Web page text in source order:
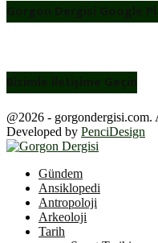
Gorgon Dergisi Google
Bizimle İletişime Geçin
@2026 - gorgondergisi.com.
Developed by PenciDesign
Gündem
Ansiklopedi
Antropoloji
Arkeoloji
Tarih